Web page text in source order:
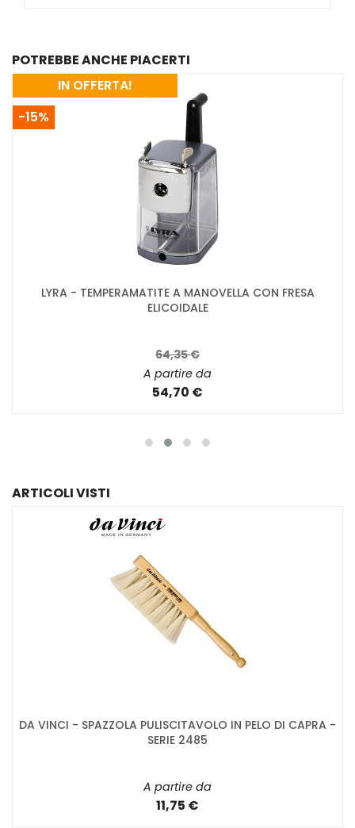
POTREBBE ANCHE PIACERTI
LYRA - TEMPERAMATITE A MANOVELLA CON FRESA
ELICOIDALE
64,35 €
A partire da
54,70 €
IN OFFERTA!
-15%
ARTICOLI VISTI
DA VINCI - SPAZZOLA PULISCITAVOLO IN PELO DI CAPRA -
SERIE 2485
A partire da
11,75 €